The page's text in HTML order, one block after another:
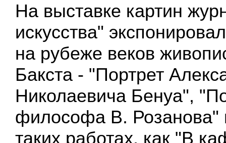
На выставке картин
искусства"
на рубеже веков
Бакста - "Портрет
Николаевича Бенуа",
философа В. Розанова"
таких работах, как "В